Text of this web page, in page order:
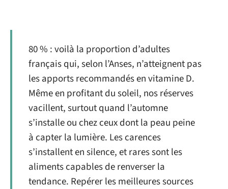
80 % : voilà la proportion d’adultes
français qui, selon l’Anses, n’atteignent pas
les apports recommandés en vitamine D.
Même en profitant du soleil, nos réserves
vacillent, surtout quand l’automne
s’installe ou chez ceux dont la peau peine
à capter la lumière. Les carences
s’installent en silence, et rares sont les
aliments capables de renverser la
tendance. Repérer les meilleures sources